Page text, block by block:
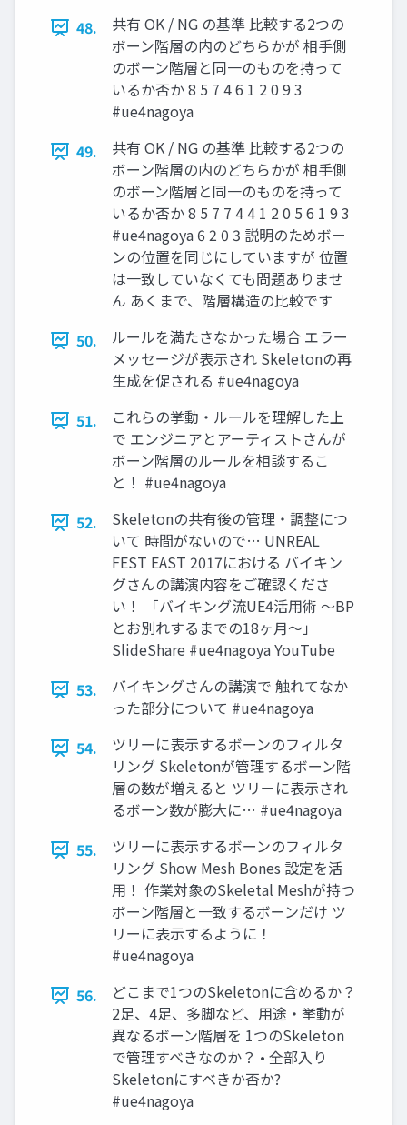
48.
共有 OK / NG の基準 比較する2つの
ボーン階層の内のどちらかが 相手側
のボーン階層と同一のものを持って
いるか否か 8 5 7 4 6 1 2 0 9 3
#ue4nagoya
49.
共有 OK / NG の基準 比較する2つの
ボーン階層の内のどちらかが 相手側
のボーン階層と同一のものを持って
いるか否か 8 5 7 7 4 4 1 2 0 5 6 1 9 3
#ue4nagoya 6 2 0 3 説明のためボー
ンの位置を同じにしていますが 位置
は一致していなくても問題ありませ
ん あくまで、階層構造の比較です
50.
ルールを満たさなかった場合 エラー
メッセージが表示され Skeletonの再
生成を促される #ue4nagoya
51.
これらの挙動・ルールを理解した上
で エンジニアとアーティストさんが
ボーン階層のルールを相談するこ
と！ #ue4nagoya
52.
Skeletonの共有後の管理・調整につ
いて 時間がないので… UNREAL
FEST EAST 2017における バイキン
グさんの講演内容をご確認くださ
い！ 「バイキング流UE4活用術 ～BP
とお別れするまでの18ヶ月～」
SlideShare #ue4nagoya YouTube
53.
バイキングさんの講演で 触れてなか
った部分について #ue4nagoya
54.
ツリーに表示するボーンのフィルタ
リング Skeletonが管理するボーン階
層の数が増えると ツリーに表示され
るボーン数が膨大に… #ue4nagoya
55.
ツリーに表示するボーンのフィルタ
リング Show Mesh Bones 設定を活
用！ 作業対象のSkeletal Meshが持つ
ボーン階層と一致するボーンだけ ツ
リーに表示するように！
#ue4nagoya
56.
どこまで1つのSkeletonに含めるか？
2足、4足、多脚など、用途・挙動が
異なるボーン階層を 1つのSkeleton
で管理すべきなのか？ • 全部入り
Skeletonにすべきか否か?
#ue4nagoya